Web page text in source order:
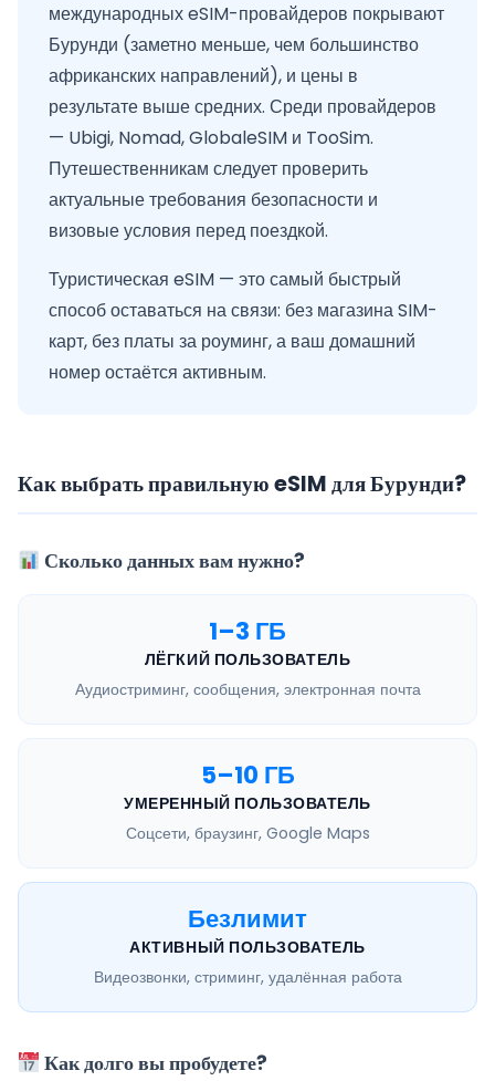
международных eSIM-провайдеров покрывают
Бурунди (заметно меньше, чем большинство
африканских направлений), и цены в
результате выше средних. Среди провайдеров
— Ubigi, Nomad, GlobaleSIM и TooSim.
Путешественникам следует проверить
актуальные требования безопасности и
визовые условия перед поездкой.
Туристическая eSIM — это самый быстрый
способ оставаться на связи: без магазина SIM-
карт, без платы за роуминг, а ваш домашний
номер остаётся активным.
Как выбрать правильную eSIM для Бурунди?
Сколько данных вам нужно?
1–3 ГБ
ЛЁГКИЙ ПОЛЬЗОВАТЕЛЬ
Аудиостриминг, сообщения, электронная почта
5–10 ГБ
УМЕРЕННЫЙ ПОЛЬЗОВАТЕЛЬ
Соцсети, браузинг, Google Maps
Безлимит
АКТИВНЫЙ ПОЛЬЗОВАТЕЛЬ
Видеозвонки, стриминг, удалённая работа
Как долго вы пробудете?